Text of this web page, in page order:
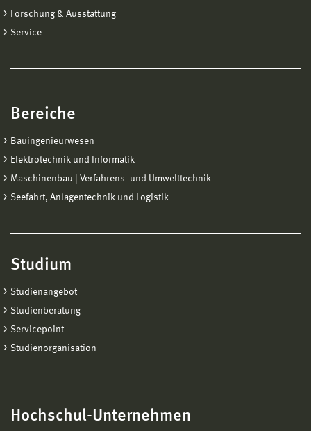
Forschung & Ausstattung
Service
Bereiche
Bauingenieurwesen
Elektrotechnik und Informatik
Maschinenbau | Verfahrens- und Umwelttechnik
Seefahrt, Anlagentechnik und Logistik
Studium
Studienangebot
Studienberatung
Servicepoint
Studienorganisation
Hochschul-Unternehmen